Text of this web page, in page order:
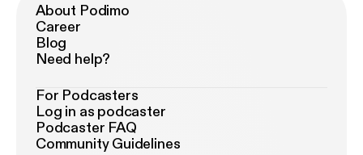
About Podimo
Career
Blog
Need help?
For Podcasters
Log in as podcaster
Podcaster FAQ
Community Guidelines